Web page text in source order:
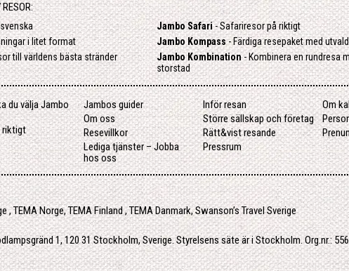
Jambo Safari- Safariresor på riktigt
i litet format Jambo Kompass- Färdiga resepaket med
till världens bästa stränder Jambo Kombination- Kombinera en rundresa
storstad
du välja Jambo
riktigt
Jambos guider
Om oss
Resevillkor
Lediga tjänster – Jobba
hos oss
Inför resan
Större sällskap och företag
Rätt&vist resande
Pressrum
Om
,TEMA Norge,TEMA Finland,TEMA Danmark,Swanson’s Travel Sverige
1, 120 31 Stockholm, Sverige. Styrelsens säte är i Stockholm. Org.nr.: